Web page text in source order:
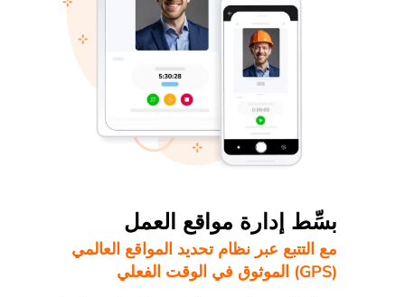
بسِّط إدارة مواقع العمل
مع التتبع عبر نظام تحديد المواقع العالمي
(GPS) الموثوق في الوقت الفعلي